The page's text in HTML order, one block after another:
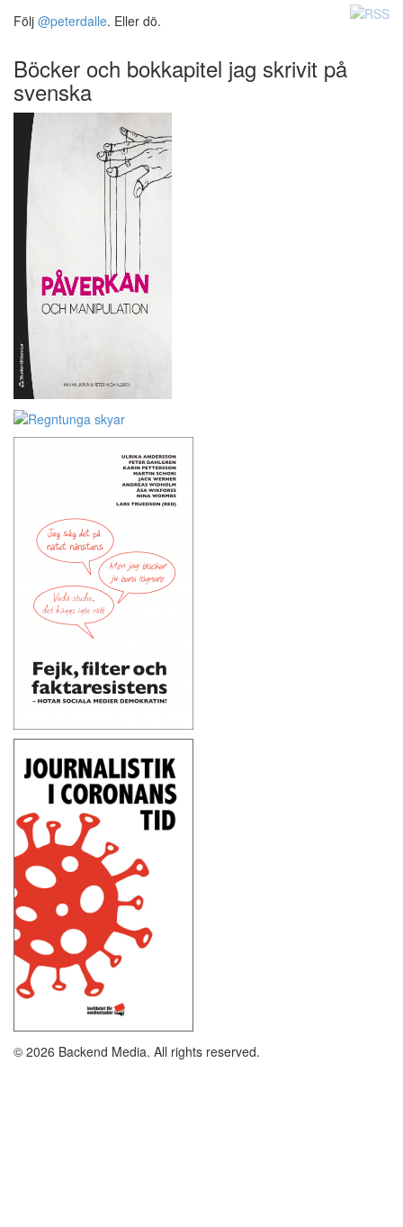
Följ @peterdalle. Eller dö.
Böcker och bokkapitel jag skrivit på
svenska
© 2026 Backend Media. All rights reserved.